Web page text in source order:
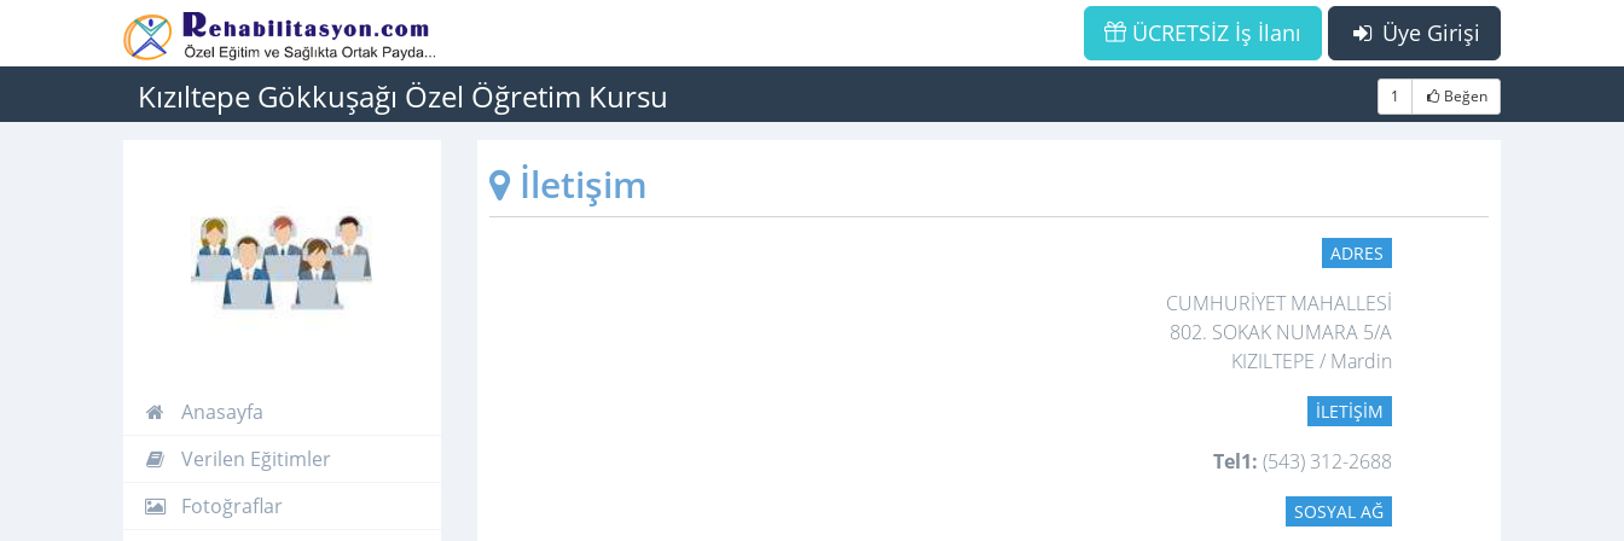
Üye Girişi
ÜCRETSİZ İş İlanı
Kızıltepe Gökkuşağı Özel Öğretim Kursu 1 Beğen
Anasayfa
Verilen Eğitimler
Fotoğraflar
İletişim
ADRES
CUMHURİYET MAHALLESİ
802. SOKAK NUMARA 5/A
KIZILTEPE / Mardin
İLETIŞIM
Tel1: (543) 312-2688
SOSYAL AĞ